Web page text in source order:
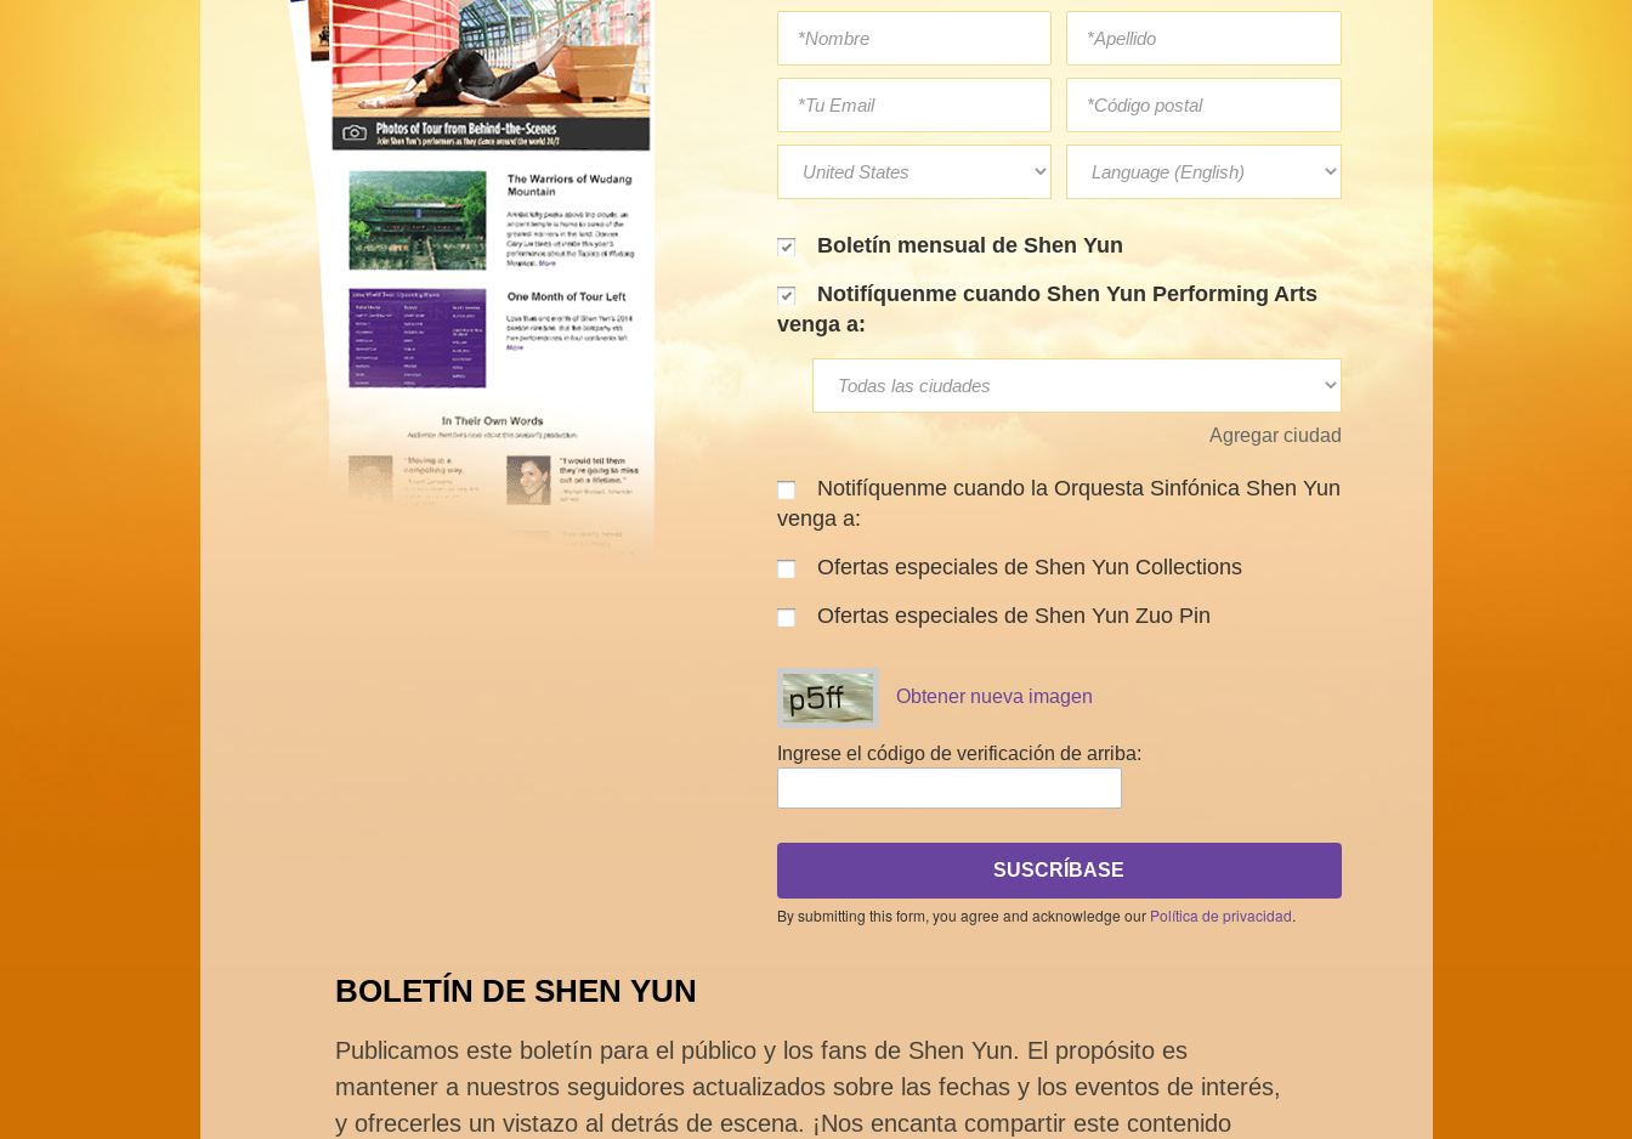
Boletín mensual de Shen Yun
Notifíquenme cuando Shen Yun Performing Arts
venga a:
Agregar ciudad
Notifíquenme cuando la Orquesta Sinfónica Shen Yun
venga a:
Ofertas especiales de Shen Yun Collections
Ofertas especiales de Shen Yun Zuo Pin
Obtener nueva imagen
Ingrese el código de verificación de arriba:
SUSCRÍBASE
By submitting this form, you agree and acknowledge our Política de privacidad.
BOLETÍN DE SHEN YUN
Publicamos este boletín para el público y los fans de Shen Yun. El propósito es
mantener a nuestros seguidores actualizados sobre las fechas y los eventos de interés,
y ofrecerles un vistazo al detrás de escena. ¡Nos encanta compartir este contenido